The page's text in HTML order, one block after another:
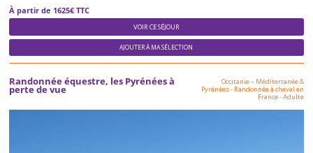
À partir de 1625€ TTC
VOIR CE SÉJOUR
AJOUTER À MA SÉLECTION
Randonnée équestre, les Pyrénées à
perte de vue
Occitanie – Méditerranée &
Pyrénées- Randonnée à cheval en
France-Adulte